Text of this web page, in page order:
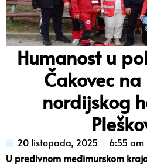
Humanost u
Čakovec na
nordijskog
20 listopada, 2025
6:55 am
U predivnom međimurskom